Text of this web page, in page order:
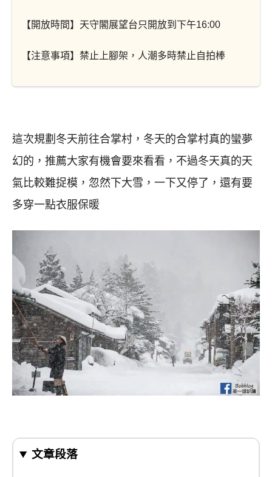
【開放時間】天守閣展望台只開放到下午16:00
【注意事項】禁止上腳架，人潮多時禁止自拍棒
這次規劃冬天前往合掌村，冬天的合掌村真的蠻夢
幻的，推薦大家有機會要來看看，不過冬天真的天
氣比較難捉模，忽然下大雪，一下又停了，還有要
多穿一點衣服保暖
文章段落